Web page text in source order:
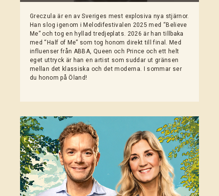
Greczula är en av Sveriges mest explosiva nya stjärnor.
Han slog igenom i Melodifestivalen 2025 med “Believe
Me” och tog en hyllad tredjeplats. 2026 är han tillbaka
med “Half of Me” som tog honom direkt till final. Med
influenser från ABBA, Queen och Prince och ett helt
eget uttryck är han en artist som suddar ut gränsen
mellan det klassiska och det moderna. I sommar ser
du honom på Öland!